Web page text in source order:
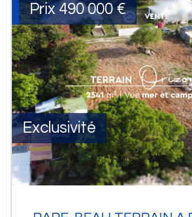
Exclusivité
Prix 490 000 €